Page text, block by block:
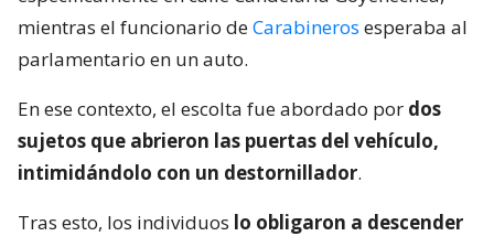
mientras el funcionario deCarabineros esperaba al
parlamentario en un auto.
En ese contexto, el escolta fue abordado por dos
sujetos que abrieron las puertas del vehículo,
intimidándolo con un destornillador.
Tras esto, los individuos lo obligaron a descender